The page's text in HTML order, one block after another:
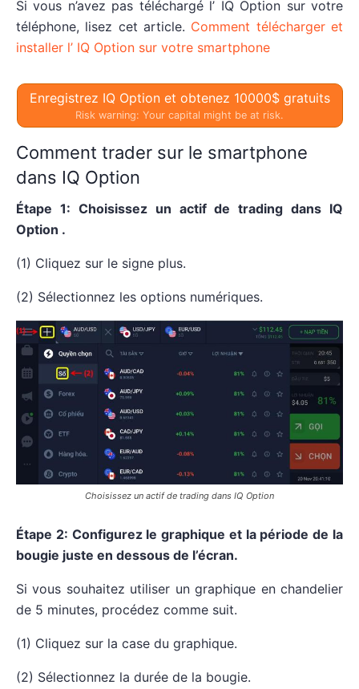
Si vous n’avez pas téléchargé l’ IQ Option sur votre
téléphone, lisez cet article. Comment télécharger et
installer l’ IQ Option sur votre smartphone
Enregistrez IQ Option et obtenez 10000$ gratuits
Risk warning: Your capital might be at risk.
Comment trader sur le smartphone
dans IQ Option
Étape 1: Choisissez un actif de trading dans IQ
Option .
(1) Cliquez sur le signe plus.
(2) Sélectionnez les options numériques.
Choisissez un actif de trading dans IQ Option
Étape 2: Configurez le graphique et la période de la
bougie juste en dessous de l’écran.
Si vous souhaitez utiliser un graphique en chandelier
de 5 minutes, procédez comme suit.
(1) Cliquez sur la case du graphique.
(2) Sélectionnez la durée de la bougie.